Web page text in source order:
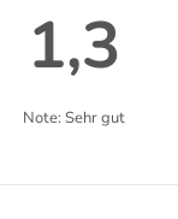
1,3
Note: Sehr gut